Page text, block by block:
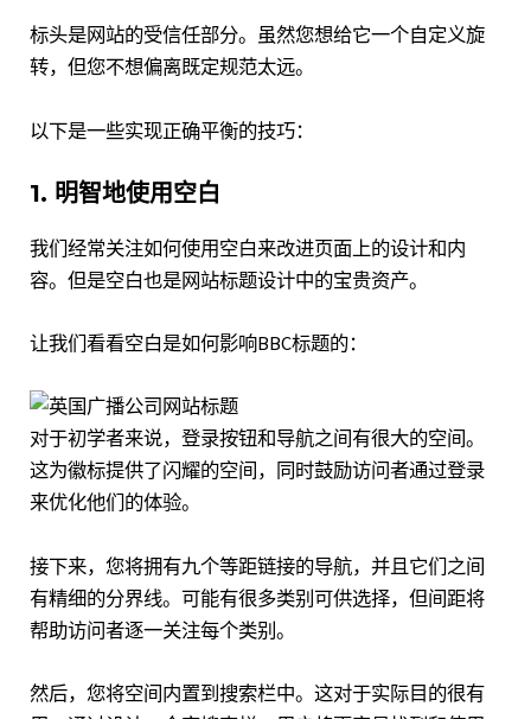
标头是网站的受信任部分。虽然您想给它一个自定义旋
转，但您不想偏离既定规范太远。
以下是一些实现正确平衡的技巧：
1. 明智地使用空白
我们经常关注如何使用空白来改进页面上的设计和内
容。但是空白也是网站标题设计中的宝贵资产。
让我们看看空白是如何影响BBC标题的：
对于初学者来说，登录按钮和导航之间有很大的空间。
这为徽标提供了闪耀的空间，同时鼓励访问者通过登录
来优化他们的体验。
接下来，您将拥有九个等距链接的导航，并且它们之间
有精细的分界线。可能有很多类别可供选择，但间距将
帮助访问者逐一关注每个类别。
然后，您将空间内置到搜索栏中。这对于实际目的很有